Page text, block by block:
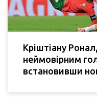
Кріштіану
неймовірним
встановивши